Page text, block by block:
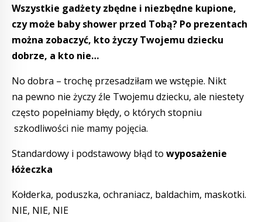
Wszystkie gadżety zbędne i niezbędne kupione,
czy może baby shower przed Tobą? Po prezentach
można zobaczyć, kto życzy Twojemu dziecku
dobrze, a kto nie…
No dobra – trochę przesadziłam we wstępie. Nikt
na pewno nie życzy źle Twojemu dziecku, ale niestety
często popełniamy błędy, o których stopniu
szkodliwości nie mamy pojęcia.
Standardowy i podstawowy błąd to wyposażenie
łóżeczka
Kołderka, poduszka, ochraniacz, baldachim, maskotki.
NIE, NIE, NIE